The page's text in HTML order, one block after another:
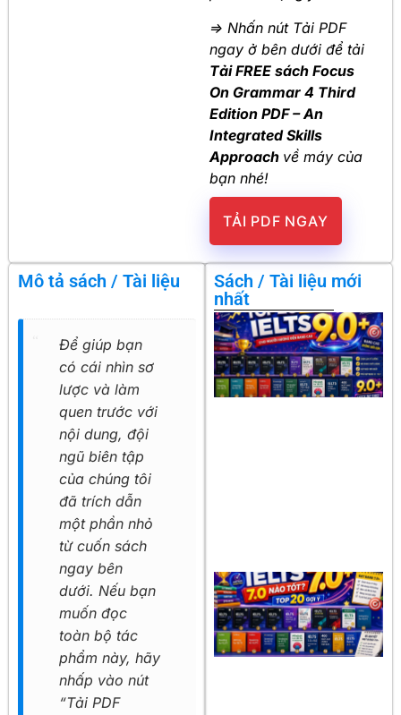
=> Nhấn nút Tải PDF
ngay ở bên dưới để tải
Tải FREE sách Focus
On Grammar 4 Third
Edition PDF – An
Integrated Skills
Approach về máy của
bạn nhé!
TẢI PDF NGAY
Mô tả sách / Tài liệu
Để giúp bạn
có cái nhìn sơ
lược và làm
quen trước với
nội dung, đội
ngũ biên tập
của chúng tôi
đã trích dẫn
một phần nhỏ
từ cuốn sách
ngay bên
dưới. Nếu bạn
muốn đọc
toàn bộ tác
phẩm này, hãy
nhấp vào nút
“Tải PDF
Sách / Tài liệu mới
nhất